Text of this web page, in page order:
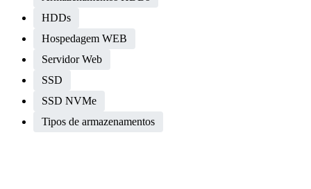
HDDs
Hospedagem WEB
Servidor Web
SSD
SSD NVMe
Tipos de armazenamentos